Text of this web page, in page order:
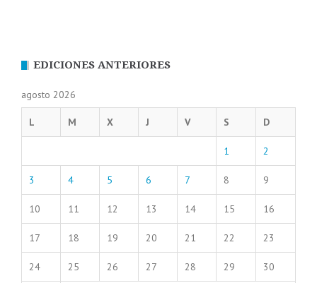
EDICIONES ANTERIORES
agosto 2026
L M X J V S D
1 2
3 4 5 6 7 8 9
10 11 12 13 14 15 16
17 18 19 20 21 22 23
24 25 26 27 28 29 30